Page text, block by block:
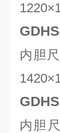
122
内胆
142
内胆